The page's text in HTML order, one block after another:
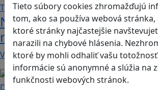
Tieto súbory cookies zhromažďujú
tom, ako sa používa webová
ktoré stránky najčastejšie
narazili na chybové hlásenia.
ktoré by mohli odhaliť vašu
informácie sú anonymné a slúžia na
funkčnosti webových stránok.
Návod pre rodičov: Ako
rodičovského zámku?
V obchode Play je možné nájsť veľké